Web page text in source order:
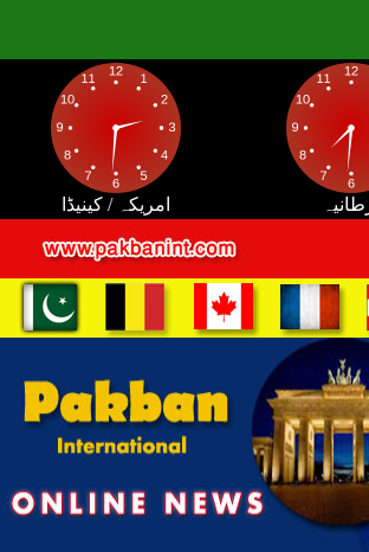
امریکہ / کینیڈا